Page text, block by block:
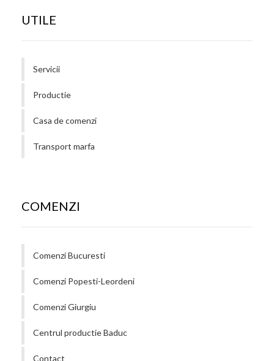
UTILE
Servicii
Productie
Casa de comenzi
Transport marfa
COMENZI
Comenzi Bucuresti
Comenzi Popesti-Leordeni
Comenzi Giurgiu
Centrul productie Baduc
Contact